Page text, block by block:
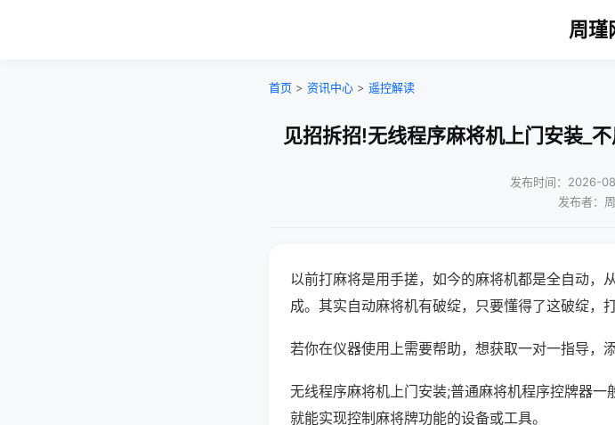
周瑾
首页 > 资讯中心 > 遥控解读
见招拆招!无线程序麻将机上门安装_
发布时间：2026-
发布者：
以前打麻将是用手搓，如今的麻将机都是全自动，
成。其实自动麻将机有破绽，只要懂得了这破绽，
若你在仪器使用上需要帮助，想获取一对一指导，
无线程序麻将机上门安装;普通麻将机程序控牌器
就能实现控制麻将牌功能的设备或工具。